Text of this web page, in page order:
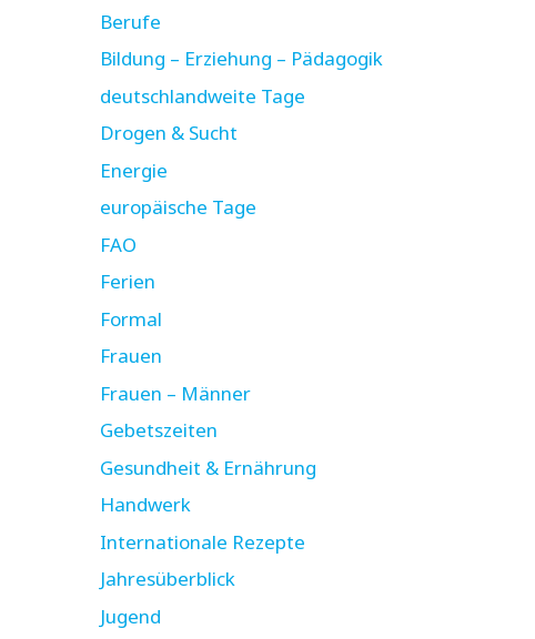
Berufe
Bildung – Erziehung – Pädagogik
deutschlandweite Tage
Drogen & Sucht
Energie
europäische Tage
FAO
Ferien
Formal
Frauen
Frauen – Männer
Gebetszeiten
Gesundheit & Ernährung
Handwerk
Internationale Rezepte
Jahresüberblick
Jugend